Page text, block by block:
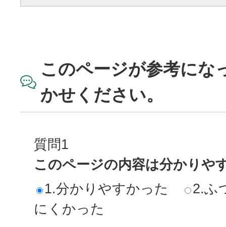
このページが参考にな
かせください。
質問1
このページの内容は分かりや
1.分かりやすかった
2.ふ
にくかった